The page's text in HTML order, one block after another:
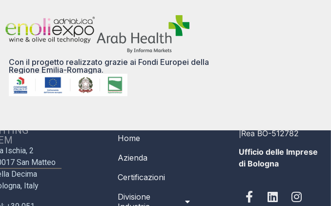
Con il progetto realizzato grazie ai Fondi Europei della
Regione Emilia-Romagna.
Ischia, 2
San Matteo
Decima
Italy
Home
Azienda
Certificazioni
Divisione
|Rea BO-512782
Ufficio delle Imprese
di Bologna